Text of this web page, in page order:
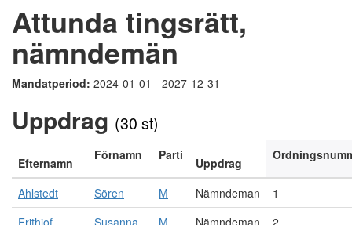
Attunda tingsrätt,
nämndemän
Mandatperiod: 2024-01-01 - 2027-12-31
Uppdrag (30 st)
Efternamn
Förnamn Parti
Uppdrag
Ahlstedt Sören M Nämndeman
1
Frithiof
Susanna M Nämndeman
2